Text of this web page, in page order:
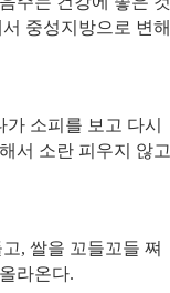
중성지방으로 변해
소피를 보고 다시
서 소란 피우지 않고
,쌀을 꼬들꼬들 쪄
라온다.